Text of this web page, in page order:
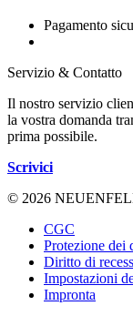
Pagamento
Servizio & Contatto
Il nostro servizio
la vostra domanda
prima possibile.
Scrivici
© 2026
CGC
Protezione dei
Diritto di
Impostazioni
Impronta